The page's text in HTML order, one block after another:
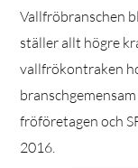
Vallfröbranschen
ställer allt högre
vallfrökontraken
fröföretagen och
2016.